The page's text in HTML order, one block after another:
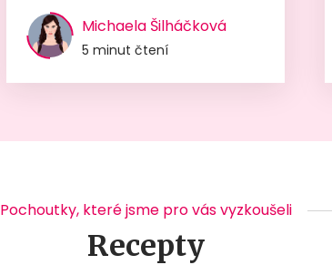
Michaela Šilháčková
5 minut čtení
Pochoutky, které jsme pro vás vyzkoušeli
Recepty